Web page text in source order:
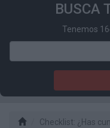
BUSCA
Tenemos
Checklist: ¿Has